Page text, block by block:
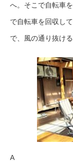
へ。そこで自転車
で自転車を回収し
で、風の通り抜け
A